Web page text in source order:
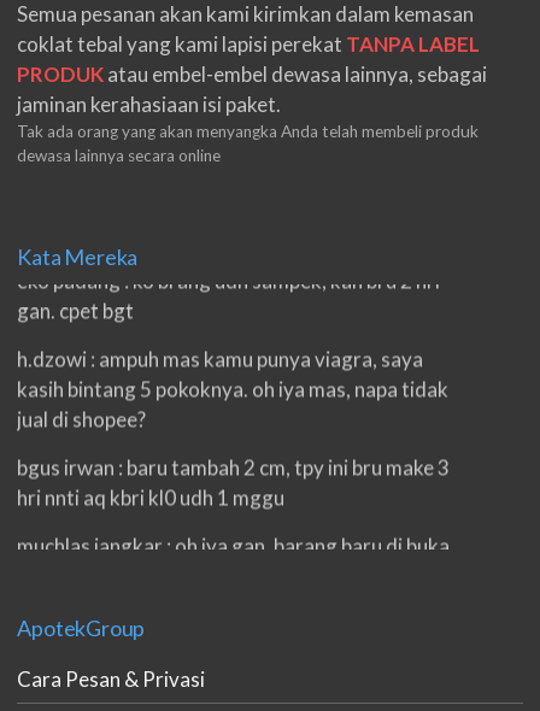
Semua pesanan akan kami kirimkan dalam kemasan
coklat tebal yang kami lapisi perekat TANPA LABEL
PRODUKatau embel-embel dewasa lainnya, sebagai
jaminan kerahasiaan isi paket.
Tak ada orang yang akan menyangka Anda telah membeli produk
dewasa lainnya secara online
Kata Mereka
ketimbang marketplace, tapi disini beneran ori.
beda banget masilnya sama waktu aku beli shpe
Suwanto : makasih pak.
ilham : privasi aman banget, bungkus paketnya
eko padang : ko brang udh sampek, kan bru 2 hri
gan. cpet bgt
kasih bintang 5 pokoknya. oh iya mas, napa tidak
jual di shopee?
hri nnti aq kbri kl0 udh 1 mggu
maaksih banyak,, nek order yah
skrang 2020 pelayanan tetap oce. namun kadang
om
ApotekGroup
Cara Pesan & Privasi